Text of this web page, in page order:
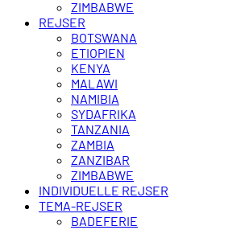
ZIMBABWE
REJSER
BOTSWANA
ETIOPIEN
KENYA
MALAWI
NAMIBIA
SYDAFRIKA
TANZANIA
ZAMBIA
ZANZIBAR
ZIMBABWE
INDIVIDUELLE REJSER
TEMA-REJSER
BADEFERIE